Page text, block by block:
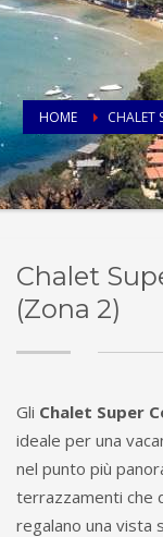
HOME CHALET
Chalet
(Zona 2)
Gli Chalet Super
ideale per una
nel punto più
terrazzamenti che
regalano una vista